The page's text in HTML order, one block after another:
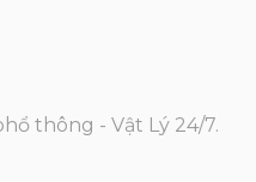
thông - Vật Lý 24/7.